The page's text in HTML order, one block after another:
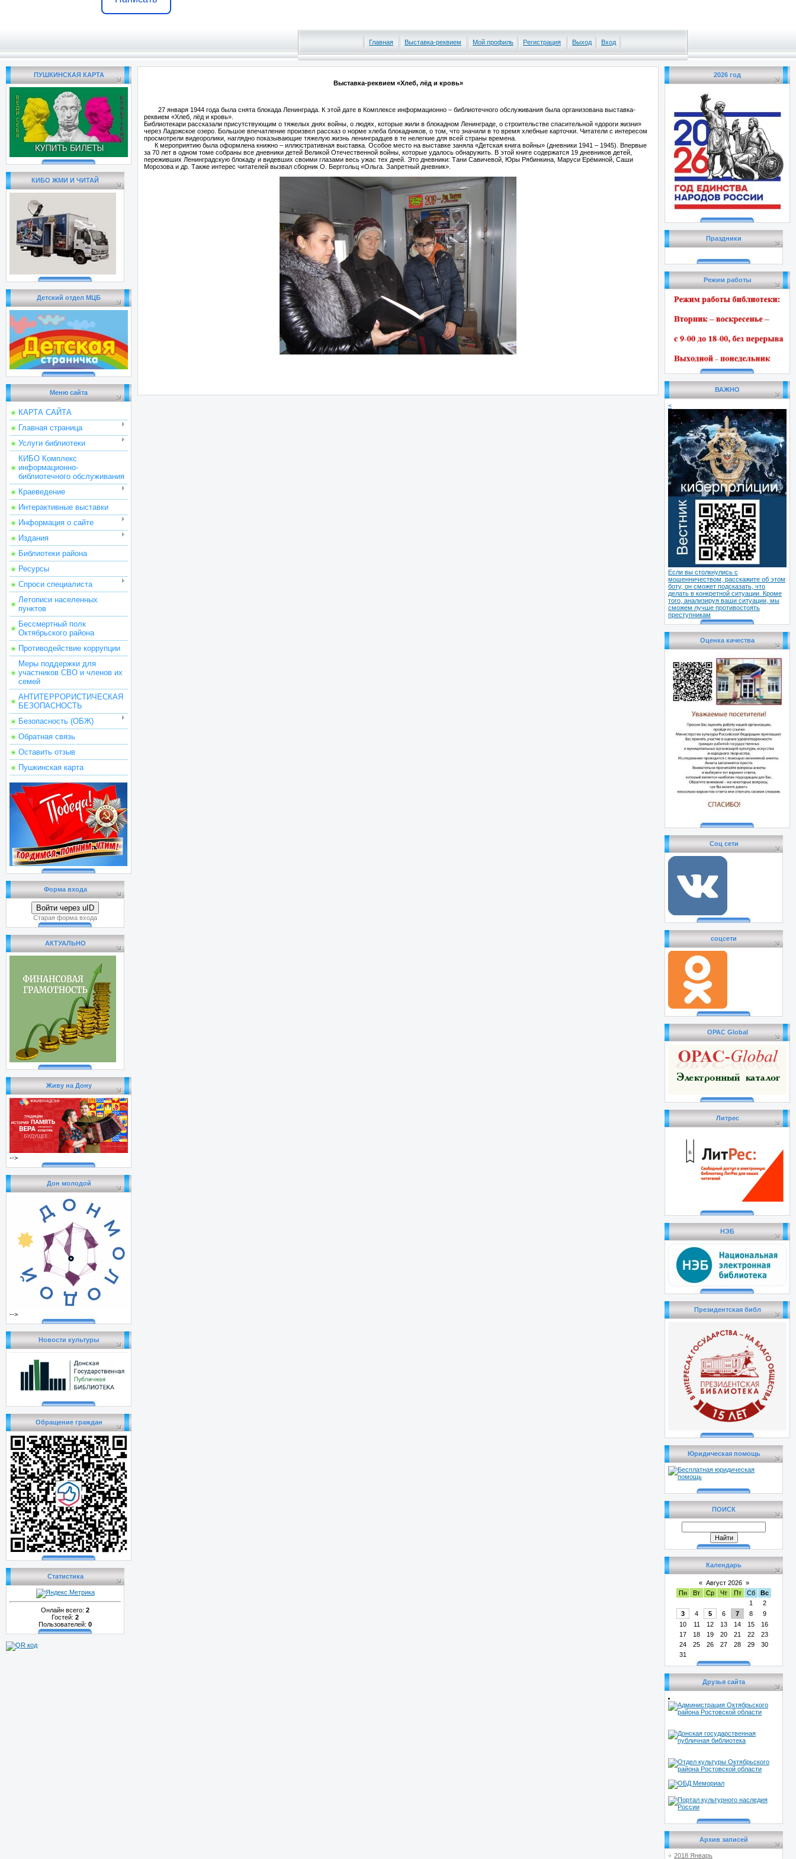
Главная Выставка-реквием Мой профиль Регистрация Выход Вход
ПУШКИНСКАЯ КАРТА
КИБО ЖМИ И ЧИТАЙ
Детский отдел МЦБ
Меню сайта
КАРТА САЙТА
Главная страница
Услуги библиотеки
КИБО Комплекс
информационно-
библиотечного обслуживания
Краеведение
Интерактивные выставки
Информация о сайте
Издания
Библиотеки района
Ресурсы
Спроси специалиста
Летописи населенных
пунктов
Бессмертный полк
Октябрьского района
Противодействие коррупции
Меры поддержки для
участников СВО и членов их
семей
АНТИТЕРРОРИСТИЧЕСКАЯ
БЕЗОПАСНОСТЬ
Безопасность (ОБЖ)
Обратная связь
Оставить отзыв
Пушкинская карта
Форма входа
Войти через uID
Старая форма входа
АКТУАЛЬНО
Живу на Дону
-->
Дон молодой
-->
Новости культуры
Обращение граждан
Статистика
Онлайн всего: 2
Гостей: 2
Пользователей: 0
Выставка-реквием «Хлеб, лёд и кровь»
27 января 1944 года была снята блокада Ленинграда. К этой дате в Комплексе информационно – библиотечного обслуживания была организована выставка-
реквием «Хлеб, лёд и кровь».
Библиотекари рассказали присутствующим о тяжелых днях войны, о людях, которые жили в блокадном Ленинграде, о строительстве спасительной «дороги жизни»
через Ладожское озеро. Большое впечатление произвел рассказ о норме хлеба блокадников, о том, что значили в то время хлебные карточки. Читатели с интересом
просмотрели видеоролики, наглядно показывающие тяжелую жизнь ленинградцев в те нелегкие для всей страны времена.
К мероприятию была оформлена книжно – иллюстративная выставка. Особое место на выставке заняла «Детская книга войны» (дневники 1941 – 1945). Впервые
за 70 лет в одном томе собраны все дневники детей Великой Отечественной войны, которые удалось обнаружить. В этой книге содержатся 19 дневников детей,
переживших Ленинградскую блокаду и видевших своими глазами весь ужас тех дней. Это дневники: Тани Савичевой, Юры Рябинкина, Маруси Ерёминой, Саши
Морозова и др. Также интерес читателей вызвал сборник О. Берггольц «Ольга. Запретный дневник».
2026 год
Праздники
Режим работы
ВАЖНО
<
Если вы столкнулись с
мошенничеством, расскажите об этом
боту, он сможет подсказать, что
делать в конкретной ситуации. Кроме
того, анализируя ваши ситуации, мы
сможем лучше противостоять
преступникам
Оценка качества
Соц сети
соцсети
OPAC Global
Литрес
НЭБ
Президентская библ
Юридическая помощь
ПОИСК
Календарь
« Август 2026 »
Пн
Вт Ср Чт Пт Сб
Вс
1
2
3
4 5 6 7 8
9
10
11 12 13 14 15
16
17
18 19 20 21 22
23
24
25 26 27 28 29
30
31
Друзья сайта
Архив записей
2018 Январь